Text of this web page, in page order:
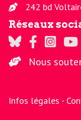
242 bd
Réseaux
Regards sur Twitter
Regards sur
Regards
La
Nous
Infos légales -